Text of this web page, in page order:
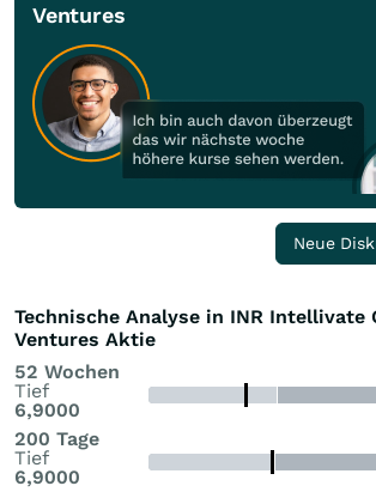
Ventures
Neue
Technische Analyse in INR Intellivate
Ventures Aktie
52 Wochen
Tief
6,9000
200 Tage
Tief
6,9000